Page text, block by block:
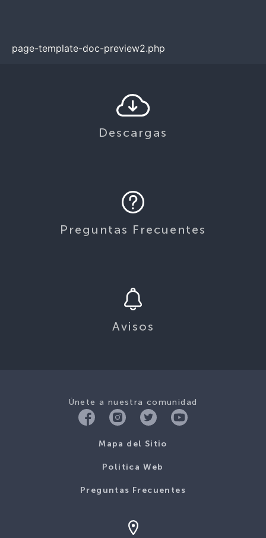
page-template-doc-preview2.php
Descargas
Preguntas Frecuentes
Avisos
Únete a nuestra comunidad
Mapa del Sitio
Politica Web
Preguntas Frecuentes